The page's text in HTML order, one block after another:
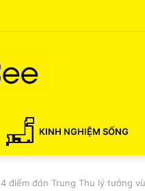
KINH NGHIỆM SỐNG
4 điểm đón Trung Thu lý tưởng